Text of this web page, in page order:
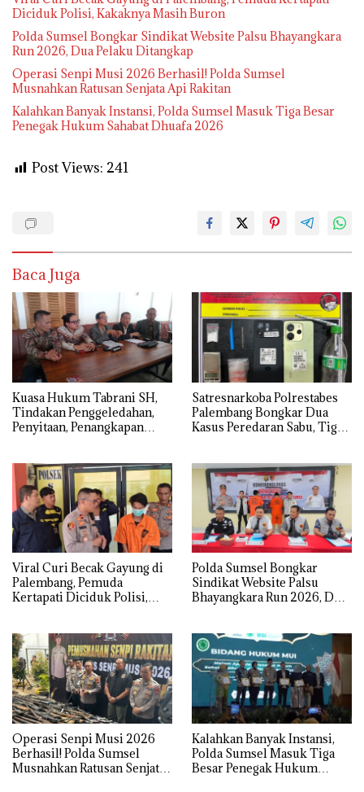
Diciduk Polisi, Kakaknya Masih Buron
Polda Sumsel Bongkar Sindikat Website Palsu Bhayangkara
Run 2026, Dua Pelaku Ditangkap
Operasi Senpi Musi 2026 Berhasil! Polda Sumsel
Musnahkan Ratusan Senjata Api Rakitan
Kalahkan Banyak Instansi, Polda Sumsel Masuk Tiga Besar
Penegak Hukum Sahabat Dhuafa 2026
Post Views: 241
Baca Juga
‎Kuasa Hukum Tabrani SH,
Tindakan Penggeledahan,
Penyitaan, Penangkapan
Melalui Mekanisme
Praperadilan
Satresnarkoba Polrestabes
Palembang Bongkar Dua
Kasus Peredaran Sabu, Tiga
Viral Curi Becak Gayung di
Palembang, Pemuda
Kertapati Diciduk Polisi,
Polda Sumsel Bongkar
Sindikat Website Palsu
Bhayangkara Run 2026, Dua
Operasi Senpi Musi 2026
Berhasil! Polda Sumsel
Musnahkan Ratusan Senjata
Kalahkan Banyak Instansi,
Polda Sumsel Masuk Tiga
Besar Penegak Hukum